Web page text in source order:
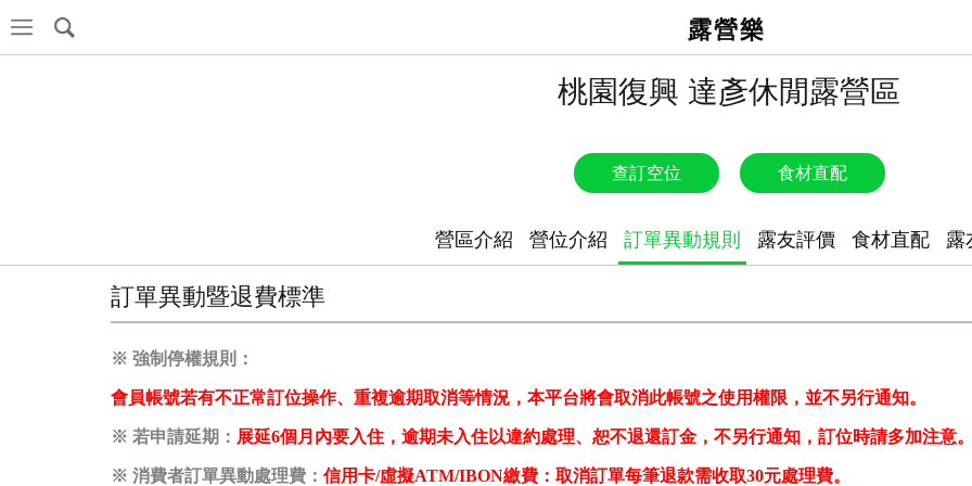
露營樂
桃園復興 達彥休閒露營區
查訂空位 食材直配
營區介紹 營位介紹 訂單異動規則 露友評價 食材直配 露
訂單異動暨退費標準
※ 強制停權規則：
會員帳號若有不正常訂位操作、重複逾期取消等情況，本平台將會取消此帳號之使用權限，並不另行通知。
※ 若申請延期： 展延6個月 內要入住，逾期未入住以違約處理、恕不退還訂金，不另行通知， 訂位時請多加注意。
※ 消費者訂單異動處理費： 信用卡/虛擬ATM/IBON繳費： 取消訂單每筆退款需收取30元處理費。